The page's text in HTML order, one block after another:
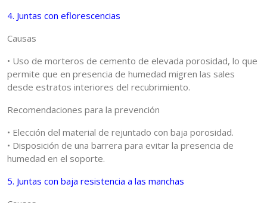
4. Juntas con eflorescencias
Causas
• Uso de morteros de cemento de elevada porosidad, lo que
permite que en presencia de humedad migren las sales
desde estratos interiores del recubrimiento.
Recomendaciones para la prevención
• Elección del material de rejuntado con baja porosidad.
• Disposición de una barrera para evitar la presencia de
humedad en el soporte.
5. Juntas con baja resistencia a las manchas